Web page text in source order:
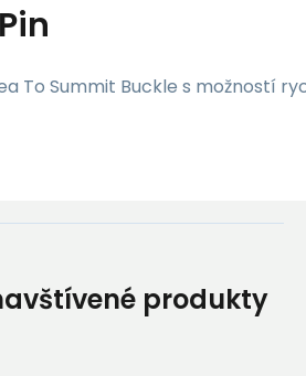
To Summit Buckle s možností
produkty